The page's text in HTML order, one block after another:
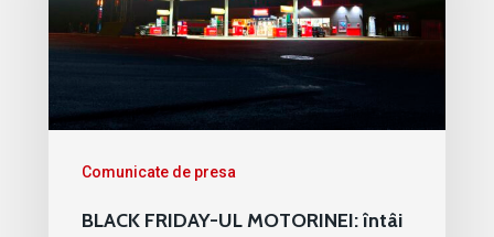
Comunicate de presa
BLACK FRIDAY-UL MOTORINEI: întâi